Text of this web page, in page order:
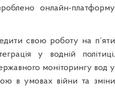
онлайн-платформу
свою роботу на п´яти
у водній політиці,
моніторингу вод у
в умовах війни та зміни